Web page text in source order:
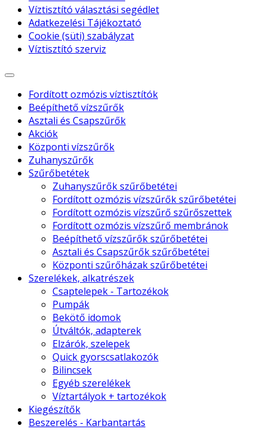
Víztisztító választási segédlet
Adatkezelési Tájékoztató
Cookie (süti) szabályzat
Víztisztító szerviz
Fordított ozmózis víztisztítók
Beépíthető vízszűrők
Asztali és Csapszűrők
Akciók
Központi vízszűrők
Zuhanyszűrők
Szűrőbetétek
Zuhanyszűrők szűrőbetétei
Fordított ozmózis vízszűrők szűrőbetétei
Fordított ozmózis vízszűrő szűrőszettek
Fordított ozmózis vízszűrő membránok
Beépíthető vízszűrők szűrőbetétei
Asztali és Csapszűrők szűrőbetétei
Központi szűrőházak szűrőbetétei
Szerelékek, alkatrészek
Csaptelepek - Tartozékok
Pumpák
Bekötő idomok
Útváltók, adapterek
Elzárók, szelepek
Quick gyorscsatlakozók
Bilincsek
Egyéb szerelékek
Víztartályok + tartozékok
Kiegészítők
Beszerelés - Karbantartás